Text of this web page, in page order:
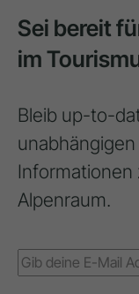
Sei bereit
im
Bleib up-to-
Informationen
Alpenraum.